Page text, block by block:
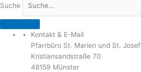
Suche
Kontakt & E-Mail
Pfarrbüro St. Marien und St. Josef
Kristiansandstraße 70
48159 Münster